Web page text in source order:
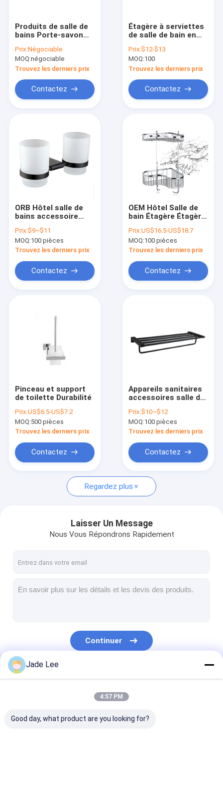
Produits
À propos de nous
Nous contacter
Nouvelles
Fermeture de porte en acier inoxydable
handlesets de porte d'entrée
Poignées de porte de cylindre
Fermetures tubulaires
Serrure d'armoire intelligente
Produits de salle de
bains Porte-savon
Emballage Produits
de salle de bains
Prix:Négociable
MOQ:négociable
Trouvez les derniers prix
Contactez
Étagère à serviettes
de salle de bain en
qualité
Prix:$12-$13
MOQ:100
Trouvez les derniers prix
Contactez
ORB Hôtel salle de
bains accessoire
bouteilles porte-
brosses à dents
monté sur le mur
Prix:$9~$11
MOQ:100 pièces
Trouvez les derniers prix
Contactez
OEM Hôtel Salle de
bain Étagère Étagère
bain Pas
d'assemblage
Prix:US$16.5-US$18.7
MOQ:100 pièces
Trouvez les derniers prix
Contactez
Pinceau et support
de toilette Durabilité
Prix:US$6.5-US$7.2
MOQ:500 pièces
Trouvez les derniers prix
Contactez
Appareils sanitaires
accessoires salle de
serviettes murales
rangement à
serviettes en laiton
Prix:$10~$12
MOQ:100 pièces
Trouvez les derniers prix
Contactez
Regardez plus
Laisser Un Message
Nous Vous Répondrons Rapidement
Continuer
Nos Catégories
Jade Lee
4:57 PM
Good day, what product are you looking for?